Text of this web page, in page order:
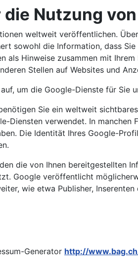
Nutzung von
weltweit veröffentlichen.
sowohl die Information, dass
als Hinweise zusammen mit
Stellen auf Websites und
um die Google-Dienste für Sie
Sie ein weltweit
Diensten verwendet. In
Die Identität Ihres Google-
die von Ihnen bereitgestellten
Google veröffentlicht
wie etwa Publisher, Inserenten
Generator http://